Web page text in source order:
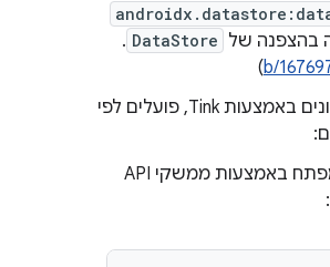
בהצפנה של DataStore
.
b/
)
כדי להצפין נתונים באמצעות Tink, פועלים לפי
יוצרים מפתח באמצעות ממשקי API